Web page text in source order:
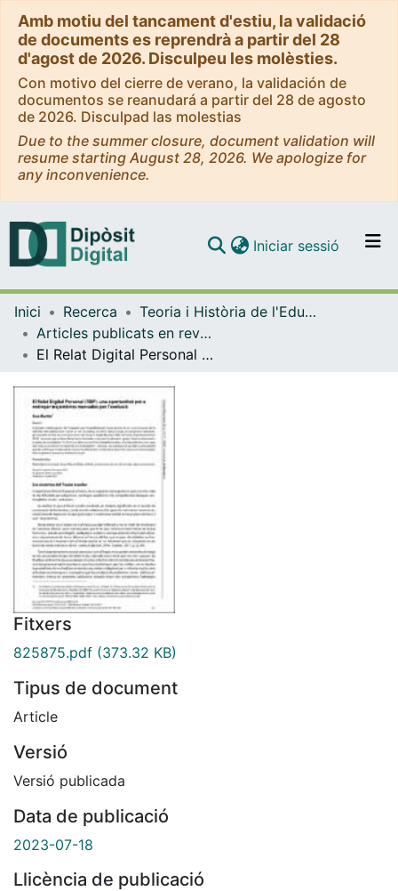
Amb motiu del tancament d'estiu, la validació
de documents es reprendrà a partir del 28
d'agost de 2026. Disculpeu les molèsties.
Con motivo del cierre de verano, la validación de
documentos se reanudará a partir del 28 de agosto
de 2026. Disculpad las molestias
Due to the summer closure, document validation will
resume starting August 28, 2026. We apologize for
any inconvenience.
Navega per tot el DD
Com publicar
Iniciar sessió (current)
Inici Recerca
Teoria i Història de l'Educació
Articles publicats en revistes (Teoria i Història de l'Educació)
El Relat Digital Personal (RDP), una oportunitat per a redreçar trajectòries marcades per l'exclusió
Fitxers
825875.pdf (373.32 KB)
Tipus de document
Article
Versió
Versió publicada
Data de publicació
2023-07-18
Llicència de publicació